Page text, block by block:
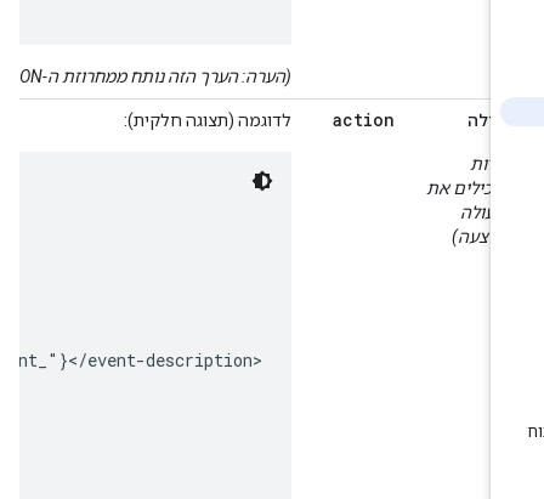
(הערה: הערך הזה נותח ממחרוזת ה-JSON המקורית)
את
action לדוגמה (תצוגה חלקית):